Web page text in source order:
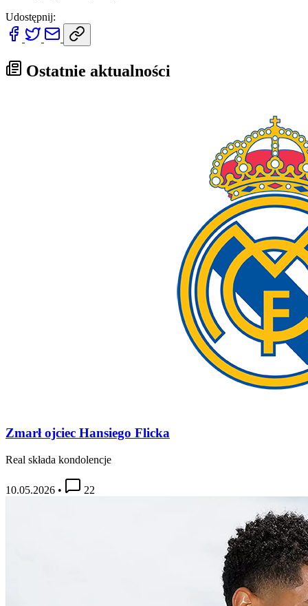
Udostępnij:
Ostatnie aktualności
Zmarł ojciec Hansiego Flicka
Real składa kondolencje
10.05.2026 • 22